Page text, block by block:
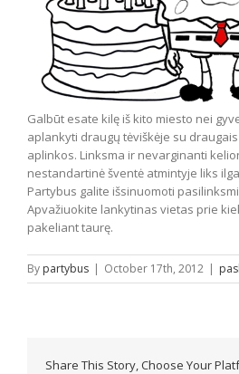
Galbūt esate kilę iš kito miesto nei
aplankyti draugų tėviškėje su
aplinkos. Linksma ir nevarginanti
nestandartinė šventė atmintyje liks
Partybus galite išsinuomoti
Apvažiuokite lankytinas vietas prie
pakeliant taurę.
By partybus | October 17th, 2012 |
Share This Story, Choose Your